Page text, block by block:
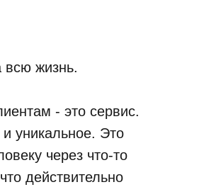
жизнь.
- это сервис.
уникальное. Это
через что-то
действительно